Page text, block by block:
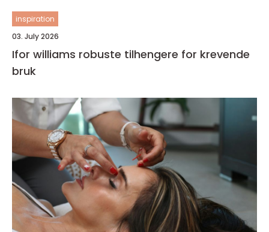
inspiration
03. July 2026
Ifor williams robuste tilhengere for krevende
bruk